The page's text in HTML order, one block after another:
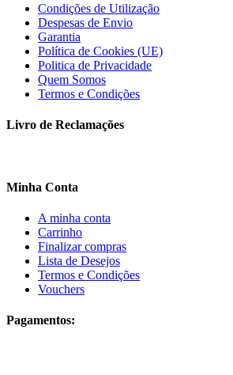
Condições de Utilização
Despesas de Envio
Garantia
Política de Cookies (UE)
Politica de Privacidade
Quem Somos
Termos e Condições
Livro de Reclamações
Minha Conta
A minha conta
Carrinho
Finalizar compras
Lista de Desejos
Termos e Condições
Vouchers
Pagamentos: